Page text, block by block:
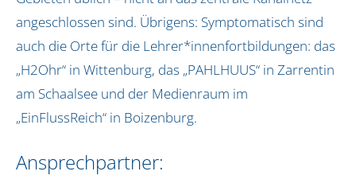
Unser Team
Unsere Initiatorin
Infos
Kontakt
News
Datenschutz
angeschlossen sind. Übrigens: Symptomatisch sind
auch die Orte für die Lehrer*innenfortbildungen: das
„H2Ohr“ in Wittenburg, das „PAHLHUUS“ in Zarrentin
am Schaalsee und der Medienraum im
„EinFlussReich“ in Boizenburg.
Ansprechpartner: